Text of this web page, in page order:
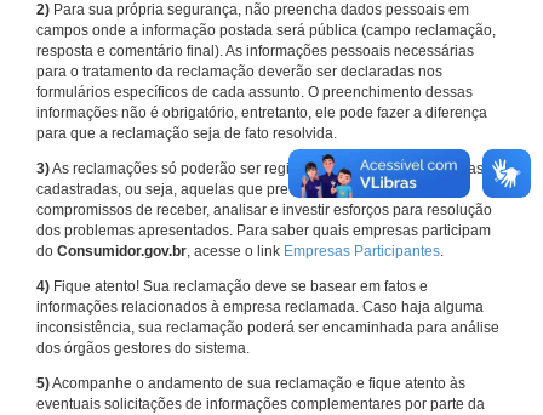
2) Para sua própria segurança, não preencha dados pessoais em
campos onde a informação postada será pública (campo reclamação,
resposta e comentário final). As informações pessoais necessárias
para o tratamento da reclamação deverão ser declaradas nos
formulários específicos de cada assunto. O preenchimento dessas
informações não é obrigatório, entretanto, ele pode fazer a diferença
para que a reclamação seja de fato resolvida.
3)As reclamações só poderão ser registradas em face de empresas
cadastradas, ou seja, aquelas que previamente assumiram
compromissos de receber, analisar e investir esforços para resolução
dos problemas apresentados. Para saber quais empresas participam
do Consumidor.gov.br, acesse o link Empresas Participantes.
4) Fique atento! Sua reclamação deve se basear em fatos e
informações relacionados à empresa reclamada. Caso haja alguma
inconsistência, sua reclamação poderá ser encaminhada para análise
dos órgãos gestores do sistema.
5)Acompanhe o andamento de sua reclamação e fique atento às
eventuais solicitações de informações complementares por parte da